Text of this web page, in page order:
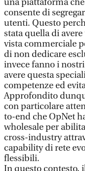
una piattaforma
consente di
utenti. Questo
stata quella di
vista commerciale
di non dedicare
invece fanno i
avere questa
competenze ed
Approfondito
con particolare
to-end che OpNet
wholesale per
cross-industry
capability di rete
flessibili.
In questo contesto,